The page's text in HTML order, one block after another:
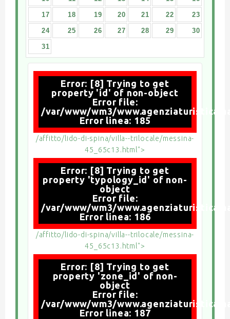
17 18 19 20 21 22 23
24 25 26 27 28 29 30
31
Error: [8] Trying to get
property 'id' of non-object
Error file:
/var/www/wm3/
Error linea: 185
/affitto/lido-di-spina/villa--trilocale/messina-
45_65c13.html">
Error: [8] Trying to get
property 'typology_id' of non-
object
Error file:
/var/www/wm3/
Error linea: 186
/affitto/lido-di-spina/villa--trilocale/messina-
45_65c13.html">
Error: [8] Trying to get
property 'zone_id' of non-
object
Error file:
/var/www/wm3/
Error linea: 187